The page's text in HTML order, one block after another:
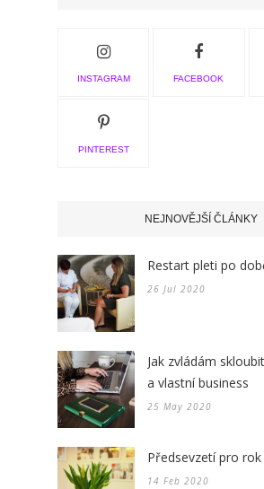
INSTAGRAM FACEBOOK
PINTEREST
NEJNOVĚJŠÍ ČLÁNKY
Restart pleti po
26 Jul 2020
Jak zvládám
a vlastní business
25 May 2020
Předsevzetí pro rok
14 Feb 2020